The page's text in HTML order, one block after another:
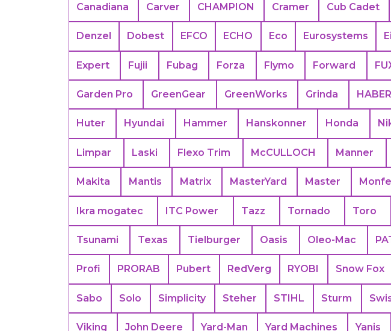
Canadiana Carver CHAMPION Cramer Cub Cadet
Denzel Dobest EFCO ECHO Eco Eurosystems
Expert Fujii Fubag Forza Flymo Forward
Garden Pro GreenGear GreenWorks Grinda
Huter Hyundai Hammer Hanskonner Honda
Limpar Laski Flexo Trim McCULLOCH Manner
Makita Mantis Matrix MasterYard Master
Ikra mogatec ITC Power Tazz Tornado Toro
Tsunami Texas Tielburger Oasis Oleo-Mac
Profi PRORAB Pubert RedVerg RYOBI Snow Fox
Sabo Solo Simplicity Steher STIHL Sturm
Viking John Deere Yard-Man Yard Machines Yanis